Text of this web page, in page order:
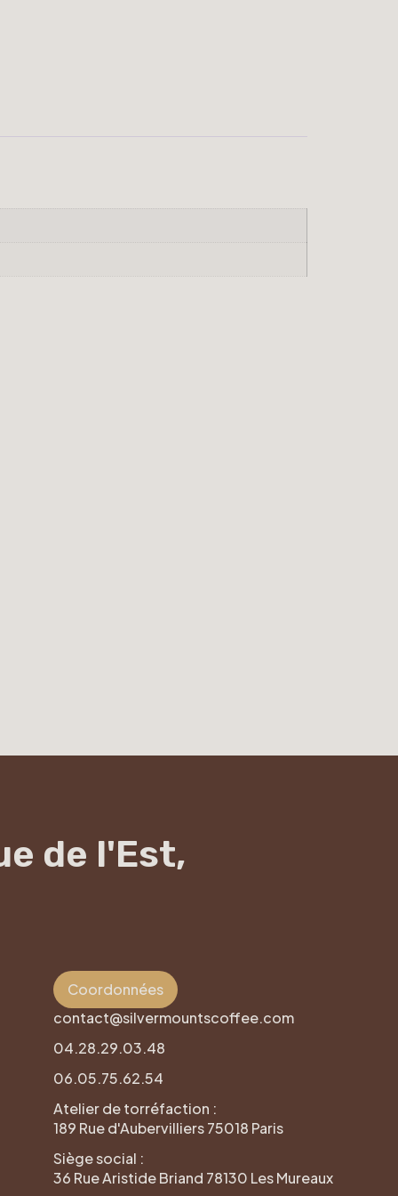
de l'Est,
Coordonnées
contact@silvermountscoffee.com
04.28.29.03.48
06.05.75.62.54
Atelier de torréfaction :
189 Rue d'Aubervilliers 75018 Paris
Siège social :
36 Rue Aristide Briand 78130 Les Mureaux